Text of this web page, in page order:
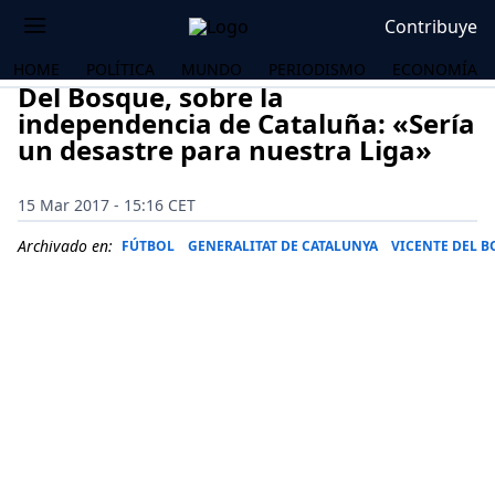
Contribuye
HOME POLÍTICA MUNDO PERIODISMO ECONOMÍA
Del Bosque, sobre la
independencia de Cataluña: «Sería
un desastre para nuestra Liga»
15 Mar 2017 - 15:16 CET
Archivado en: FÚTBOL GENERALITAT DE CATALUNYA VICENTE DEL